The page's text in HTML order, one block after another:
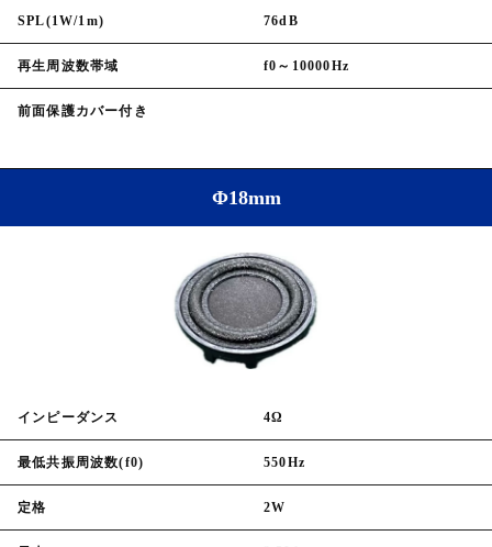
SPL(1W/1m) 76dB
再生周波数帯域 f0～10000Hz
前面保護カバー付き
Φ18mm
インピーダンス 4Ω
最低共振周波数(f0) 550Hz
定格 2W